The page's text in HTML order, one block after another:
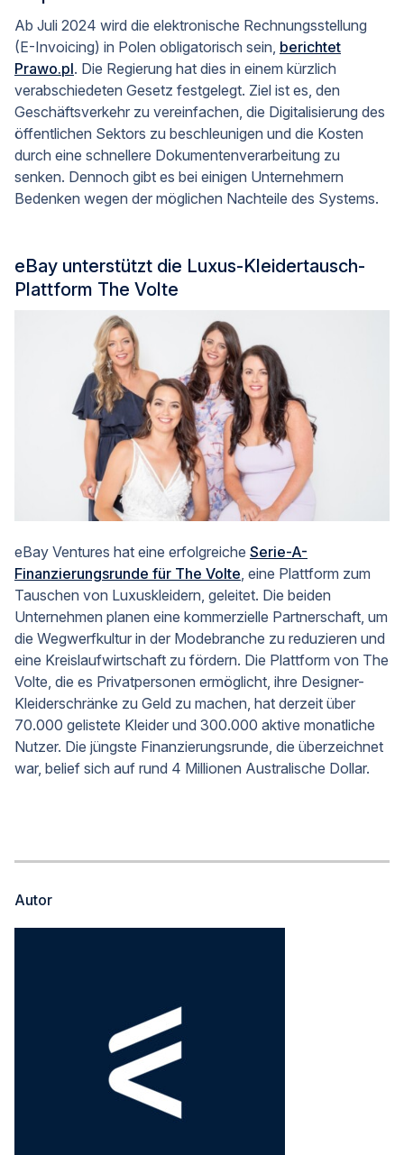
Ab Juli 2024 wird die elektronische Rechnungsstellung
(E-Invoicing) in Polen obligatorisch sein, berichtet
Prawo.pl. Die Regierung hat dies in einem kürzlich
verabschiedeten Gesetz festgelegt. Ziel ist es, den
Geschäftsverkehr zu vereinfachen, die Digitalisierung des
öffentlichen Sektors zu beschleunigen und die Kosten
durch eine schnellere Dokumentenverarbeitung zu
senken. Dennoch gibt es bei einigen Unternehmern
Bedenken wegen der möglichen Nachteile des Systems.
eBay unterstützt die Luxus-Kleidertausch-
Plattform The Volte
eBay Ventures hat eine erfolgreiche Serie-A-
Finanzierungsrunde für The Volte, eine Plattform zum
Tauschen von Luxuskleidern, geleitet. Die beiden
Unternehmen planen eine kommerzielle Partnerschaft, um
die Wegwerfkultur in der Modebranche zu reduzieren und
eine Kreislaufwirtschaft zu fördern. Die Plattform von The
Volte, die es Privatpersonen ermöglicht, ihre Designer-
Kleiderschränke zu Geld zu machen, hat derzeit über
70.000 gelistete Kleider und 300.000 aktive monatliche
Nutzer. Die jüngste Finanzierungsrunde, die überzeichnet
war, belief sich auf rund 4 Millionen Australische Dollar.
Autor